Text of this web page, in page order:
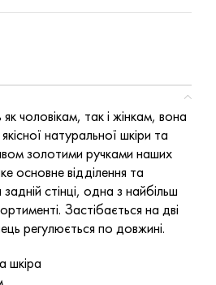
чоловікам, так і жінкам, вона
натуральної шкіри та
золотими ручками наших
основне відділення та
стінці, одна з найбільш
Застібається на дві
регулюється по довжині.
шкіра